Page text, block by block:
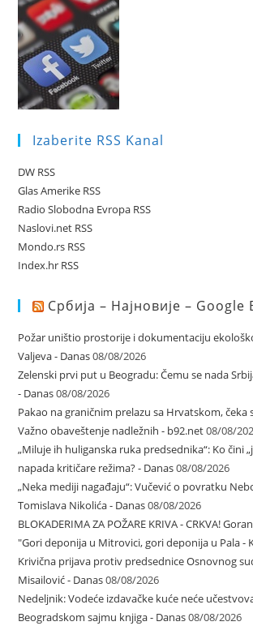
Izaberite RSS Kanal
DW RSS
Glas Amerike RSS
Radio Slobodna Evropa RSS
Naslovi.net RSS
Mondo.rs RSS
Index.hr RSS
Србија – Најновије – Google
Požar uništio prostorije i dokumentaciju
Valjeva - Danas08/08/2026
Zelenski prvi put u Beogradu: Čemu se nada
- Danas08/08/2026
Pakao na graničnim prelazu sa Hrvatskom, čeka
Važno obaveštenje nadležnih - b92.net08/08/
„Miluje ih huliganska ruka predsednika“: Ko čini
napada kritičare režima? - Danas08/08/2026
„Neka mediji nagađaju“: Vučević o povratku
Tomislava Nikolića - Danas08/08/2026
BLOKADERIMA ZA POŽARE KRIVA - CRKVA!
"Gori deponija u Mitrovici, gori deponija u Pala -
Krivična prijava protiv predsednice Osnovnog
Misailović - Danas08/08/2026
Nedeljnik: Vodeće izdavačke kuće neće
Beogradskom sajmu knjiga - Danas08/08/2026